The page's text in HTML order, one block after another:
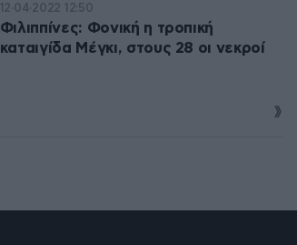
12·04·2022 12:50
Φιλιππίνες: Φονική η τροπική
καταιγίδα Μέγκι, στους 28 οι νεκροί